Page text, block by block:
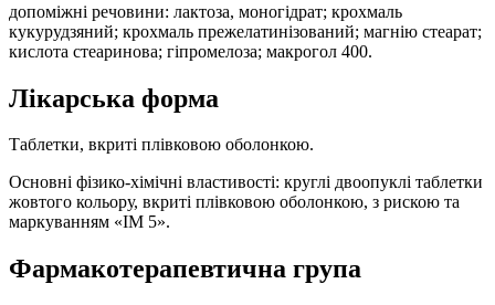
допоміжні речовини: лактоза, моногідрат; крохмаль
кукурудзяний; крохмаль прежелатинізований; магнію стеарат;
кислота стеаринова; гіпромелоза; макрогол 400.
Лікарська форма
Таблетки, вкриті плівковою оболонкою.
Основні фізико-хімічні властивості: круглі двоопуклі таблетки
жовтого кольору, вкриті плівковою оболонкою, з рискою та
маркуванням «ІМ 5».
Фармакотерапевтична група